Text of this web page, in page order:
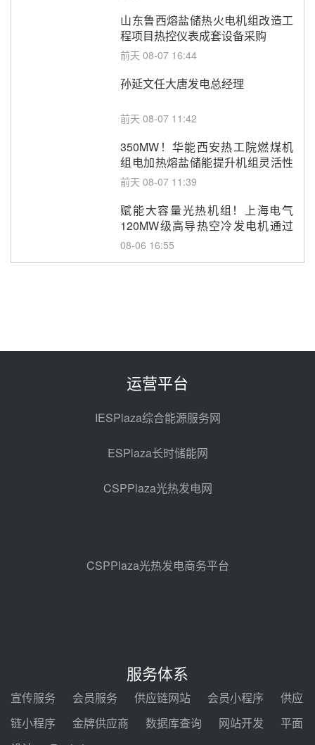
山东鲁西熔盐储热火电机组改造工
程项目热控仪表成套设备采购
前天 08-07 16:44
孙延文任大唐发电总经理
前天 08-07 11:42
350MW！华能西安热工院燃煤机
组电加热熔盐储能提升机组灵活性
改造项目初步设计第三方评审服务
前天 08-07 11:39
赋能大容量光热机组！上海电气
120MW级高导热空冷发电机通过
型式试验
08-06 16:55
100MW光工程性能试验采购
光热示范电站二列蒸汽发生器设备
亚核阀业中标天山北麓100MW光
热发电工程EPC总承包项目熔盐截
止阀、熔盐三偏心蝶阀采购
08-05 17:15
包项目熔盐介质超声波流量计采购
08-05 17:09
电机组灵活性改造项目三元液态盐
采购合同
迪尔化工预中标华能西安热工院
2026-2029年熔盐介质框架协议
运营平台
IESPlaza综合能源服务网
ESPlaza长时储能网
CSPPlaza光热发电网
CSPPlaza光热发电商务平台
服务体系
宣传服务 会员服务 供应链网站 会员小程序
供应
链小程序
金牌供应商 数据库查询 网站开发
平面